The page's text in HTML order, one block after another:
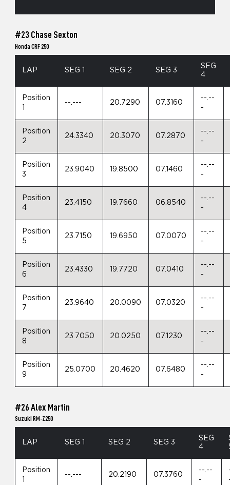
#23 Chase Sexton
Honda CRF 250
LAP SEG 1 SEG 2 SEG 3
SEG
4
Position
1
--.--- 20.7290 07.3160
--.--
-
Position
2
24.3340 20.3070 07.2870
--.--
-
Position
3
23.9040 19.8500 07.1460
--.--
-
Position
4
23.4150 19.7660 06.8540
--.--
-
Position
5
23.7150 19.6950 07.0070
--.--
-
Position
6
23.4330 19.7720 07.0410
--.--
-
Position
7
23.9640 20.0090 07.0320
--.--
-
Position
8
23.7050 20.0250 07.1230
--.--
-
Position
9
25.0700 20.4620 07.6480
--.--
-
#26 Alex Martin
Suzuki RM-Z250
LAP SEG 1 SEG 2 SEG 3
SEG
4
Position
--.--- 20.2190 07.3760
--.--
-